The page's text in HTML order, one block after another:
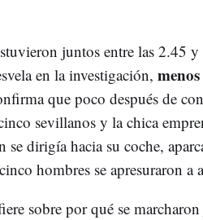
juntos entre las 2.45
en la investigación,
que poco después de
sevillanos y la chica
se dirigía hacia su coche,
hombres se apresuraron a
sobre por qué se